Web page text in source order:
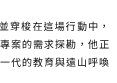
穿梭在這場行動中，
案的需求探勘，他正
代的教育與遠山呼喚